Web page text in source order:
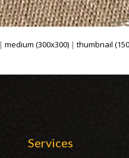
|medium (300x300) |thumbnail
Services